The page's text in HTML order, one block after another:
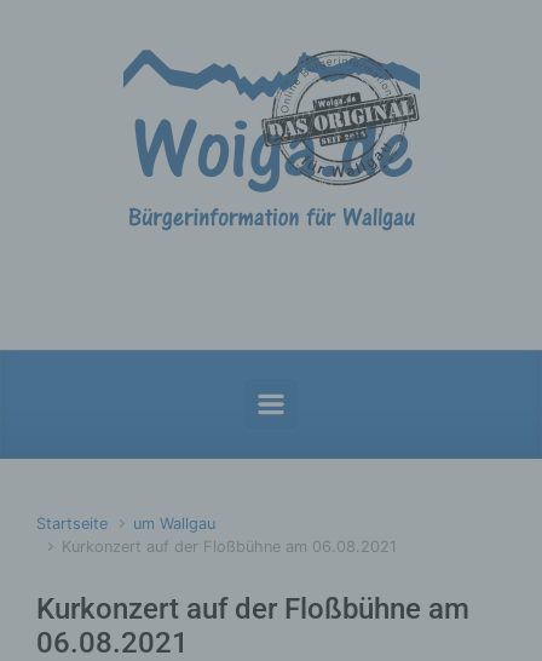
Startseite
um Wallgau
Kurkonzert auf der Floßbühne am 06.08.2021
Kurkonzert auf der Floßbühne am
06.08.2021